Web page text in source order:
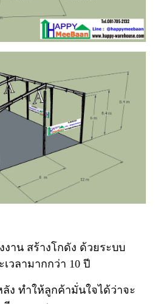
งาน สร้างโกดัง ด้วยระบบ
เวลามากกว่า 10 ปี
ง ทำให้ลูกค้ามั่นใจได้ว่าจะ